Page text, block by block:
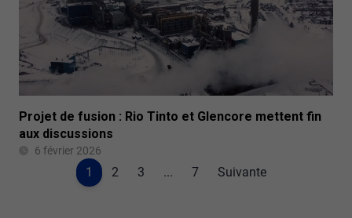
Projet de fusion : Rio Tinto et Glencore mettent fin
aux discussions
6 février 2026
1 2 3 ... 7 Suivante